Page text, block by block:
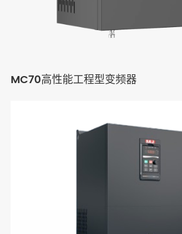
MC70高性能工程型变频器